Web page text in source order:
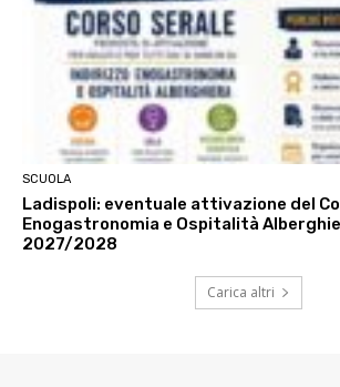
SCUOLA
Ladispoli: eventuale attivazione del
Enogastronomia e Ospitalità
2027/2028
Carica altri